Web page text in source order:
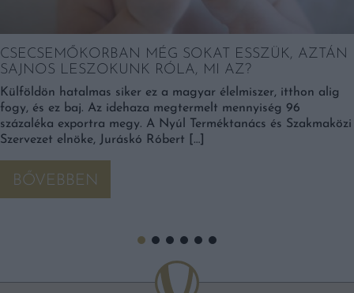
CSECSEMŐKORBAN MÉG SOKAT ESSZÜK, AZTÁN
SAJNOS LESZOKUNK RÓLA, MI AZ?
Külföldön hatalmas siker ez a magyar élelmiszer, itthon alig
fogy, és ez baj. Az idehaza megtermelt mennyiség 96
százaléka exportra megy. A Nyúl Terméktanács és Szakmaközi
Szervezet elnöke, Juráskó Róbert […]
BŐVEBBEN